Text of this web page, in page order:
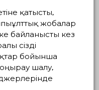
волонтерство
людей с
ОЮЛ
Сеть»
қатысты,
жобалар
байланысты кез
сізді
бойынша
шалу,